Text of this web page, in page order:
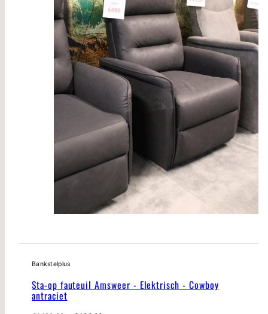
Bankstelplus
Sta-op fauteuil Amsweer - Elektrisch - Cowboy
antraciet